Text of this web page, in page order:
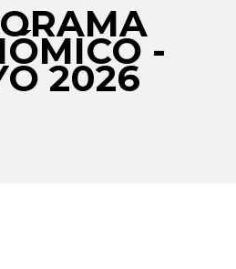
-
2026